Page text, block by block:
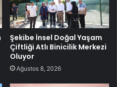
Şekibe İnsel Doğal Yaşam
Çiftliği Atlı Binicilik Merkezi
Oluyor
Ağustos 8, 2026